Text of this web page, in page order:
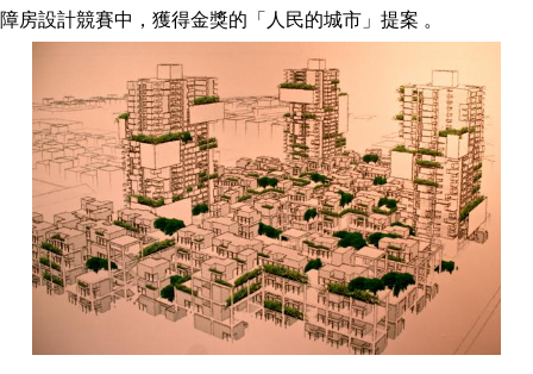
障房設計競賽中，獲得金獎的「人民的城市」提案 。